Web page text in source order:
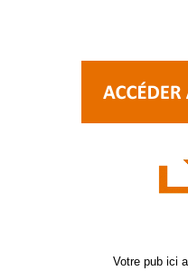
Votre pub ici